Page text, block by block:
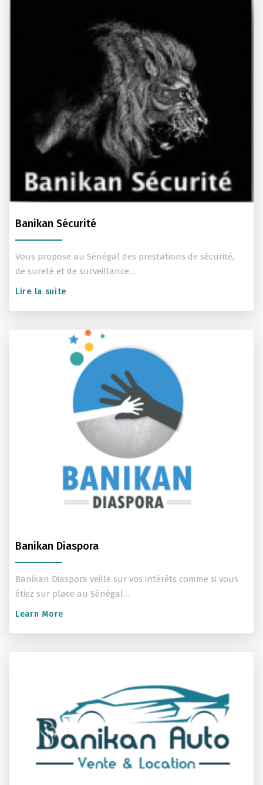
Banikan Sécurité
Vous propose au Sénégal des prestations de sécurité,
de sureté et de surveillance…
Lire la suite
Banikan Diaspora
Banikan Diaspora veille sur vos intérêts comme si vous
étiez sur place au Sénégal…
Learn More